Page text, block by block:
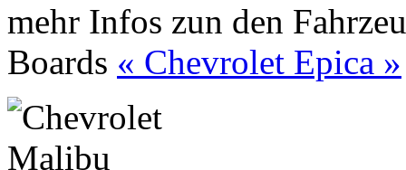
mehr Infos zun den
Boards « Chevrolet Epica »